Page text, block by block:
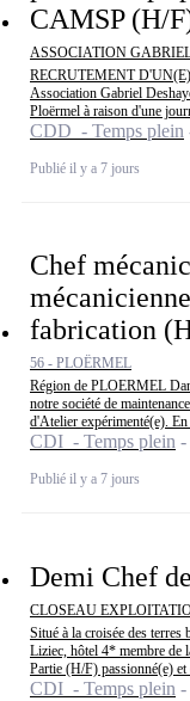
CAMSP (H/
ASSOCIATION
RECRUTEMENT
Association Gabriel
Ploërmel à raison d'une
CDD - Temps plein
Publié il y a 7 jours
Chef
fabrication
56 - PLOËRMEL
Région de PLOERMEL
notre société de
d'Atelier expérimenté(e). En
CDI - Temps plein
Publié il y a 7 jours
Demi Chef
CLOSEAU
Situé à la croisée des
Liziec, hôtel 4* membre de
Partie (H/F) passionné(e) et
CDI - Temps plein